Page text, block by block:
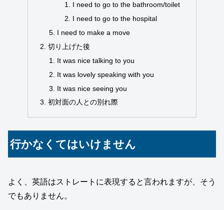
I need to go to the bathroom/toilet
I need to go to the hospital
I need to make a move
切り上げた後
It was nice talking to you
It was lovely speaking with you
It was nice seeing you
初対面の人との別れ際
行かなくてはいけません
よく、英語はストレートに表現すると言われますが、そう
でもありません。